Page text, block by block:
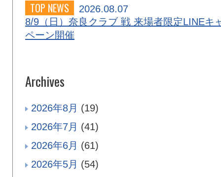
TOP NEWS
2026.08.07
8/9（日）奈良クラブ 戦 来場者限定LINEキ
ペーン開催
Archives
2026年8月 (19)
2026年7月 (41)
2026年6月 (61)
2026年5月 (54)